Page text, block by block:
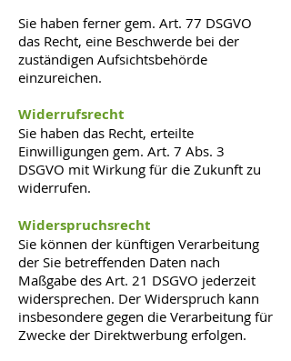
Sie haben ferner gem. Art. 77 DSGVO
das Recht, eine Beschwerde bei der
zuständigen Aufsichtsbehörde
einzureichen.
Widerrufsrecht
Sie haben das Recht, erteilte
Einwilligungen gem. Art. 7 Abs. 3
DSGVO mit Wirkung für die Zukunft zu
widerrufen.
Widerspruchsrecht
Sie können der künftigen Verarbeitung
der Sie betreffenden Daten nach
Maßgabe des Art. 21 DSGVO jederzeit
widersprechen. Der Widerspruch kann
insbesondere gegen die Verarbeitung für
Zwecke der Direktwerbung erfolgen.